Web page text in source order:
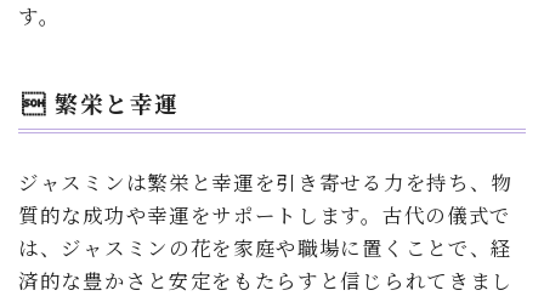
す。
 繁栄と幸運
ジャスミンは繁栄と幸運を引き寄せる力を持ち、物
質的な成功や幸運をサポートします。古代の儀式で
は、ジャスミンの花を家庭や職場に置くことで、経
済的な豊かさと安定をもたらすと信じられてきまし